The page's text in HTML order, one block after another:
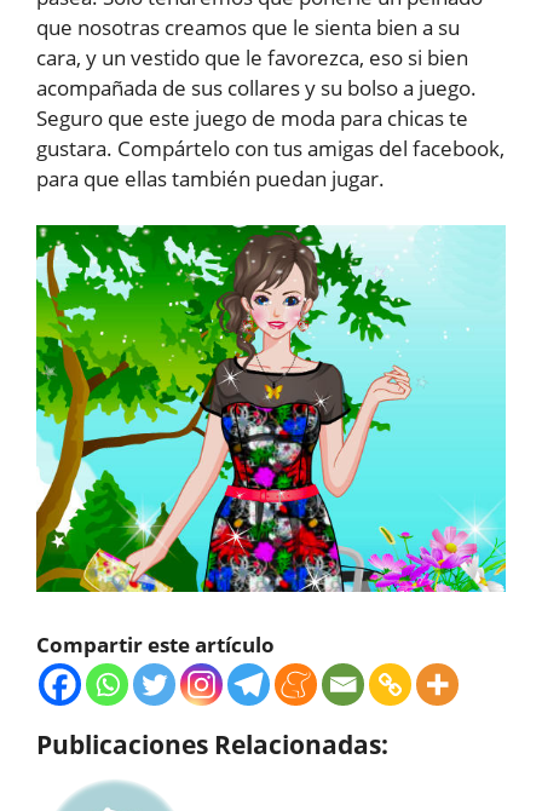
que nosotras creamos que le sienta bien a su
cara, y un vestido que le favorezca, eso si bien
acompañada de sus collares y su bolso a juego.
Seguro que este juego de moda para chicas te
gustara. Compártelo con tus amigas del facebook,
para que ellas también puedan jugar.
Compartir este artículo
Publicaciones Relacionadas: